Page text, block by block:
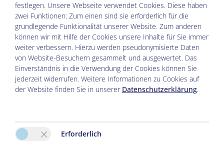
Cookie Einstellungen
festlegen. Unsere Webseite verwendet Cookies. Diese haben
zwei Funktionen: Zum einen sind sie erforderlich für die
grundlegende Funktionalität unserer Website. Zum anderen
können wir mit Hilfe der Cookies unsere Inhalte für Sie immer
weiter verbessern. Hierzu werden pseudonymisierte Daten
von Website-Besuchern gesammelt und ausgewertet. Das
Einverständnis in die Verwendung der Cookies können Sie
jederzeit widerrufen. Weitere Informationen zu Cookies auf
der Website finden Sie in unserer Datenschutzerklärung.
Erforderlich